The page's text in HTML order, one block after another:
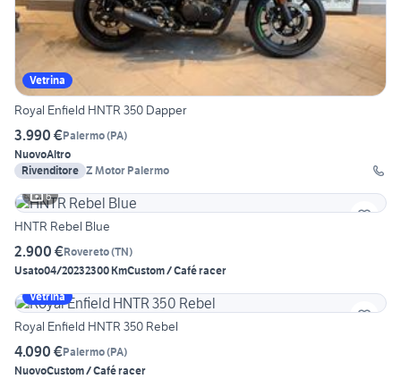
Vetrina
Royal Enfield HNTR 350 Dapper
3.990 €Palermo(PA)
NuovoAltro
Rivenditore Z Motor Palermo
6
HNTR Rebel Blue
2.900 €Rovereto(TN)
Usato04/20232300 KmCustom / Café racer
Vetrina
Royal Enfield HNTR 350 Rebel
4.090 €Palermo(PA)
NuovoCustom / Café racer